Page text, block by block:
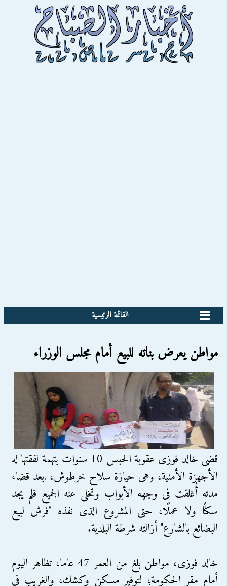
القائمة الرئيسية
مواطن يعرض بناته للبيع أمام مجلس الوزراء
قضى خالد فوزى عقوبة الحبس 10 سنوات بتهمة لفقتها له
الأجهزة الأمنية، وهى حيازة سلاح خرطوش، ,بعد قضاء
مدته أُغلقت فى وجهه الأبواب وتخلى عنه الجميع فلم يجد
سكنًا ولا عملًا، حتى المشروع الذى نفذه "فرش لبيع
البضائع بالشارع" أزالته شرطة البلدية.
خالد فوزى، مواطن بلغ من العمر 47 عاما، تظاهر اليوم
أمام مقر الحكومة؛ لتوفير مسكن وكشك، والغريب فى